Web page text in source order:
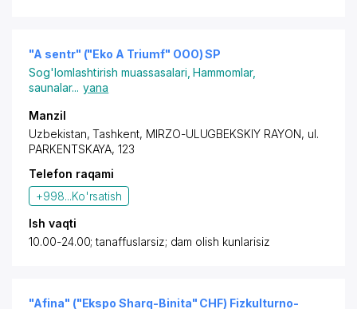
"A sentr" ("Eko A Triumf" OOO) SP
Sog'lomlashtirish muassasalari ,Hammomlar,
saunalar... yana
Manzil
Uzbekistan,Tashkent, MIRZO-ULUGBEKSKIY RAYON, ul.
PARKENTSKAYA, 123
Telefon raqami
+998...Ko'rsatish
Ish vaqti
10.00-24.00; tanaffuslarsiz; dam olish kunlarisiz
"Afina" ("Ekspo Sharq-Binita" CHF) Fizkulturno-